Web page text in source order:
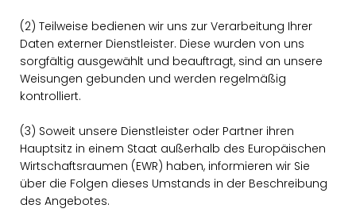
(2) Teilweise bedienen wir uns zur Verarbeitung Ihrer
Daten externer Dienstleister. Diese wurden von uns
sorgfältig ausgewählt und beauftragt, sind an unsere
Weisungen gebunden und werden regelmäßig
kontrolliert.
(3) Soweit unsere Dienstleister oder Partner ihren
Hauptsitz in einem Staat außerhalb des Europäischen
Wirtschaftsraumen (EWR) haben, informieren wir Sie
über die Folgen dieses Umstands in der Beschreibung
des Angebotes.